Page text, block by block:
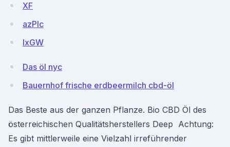
XF
azPIc
lxGW
Das öl nyc
Bauernhof frische erdbeermilch cbd-öl
Das Beste aus der ganzen Pflanze. Bio CBD Öl des
österreichischen Qualitätsherstellers Deep Achtung:
Es gibt mittlerweile eine Vielzahl irreführender